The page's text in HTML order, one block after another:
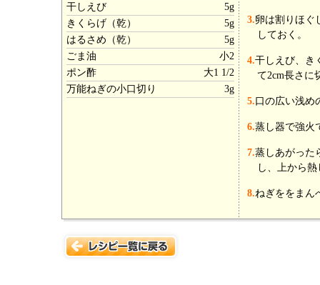
干しえび
5g
きくらげ（乾）
5g
はるさめ（乾）
5g
ごま油
小2
ポン酢
大1 1/2
万能ねぎの小口切り
3g
3.卵は割りほぐ
しておく。
4.干しえび、き
て2cm長さに
5. 口の広い浅め
6.蒸し器で強火
7.蒸しあがった
し、上から
8.ねぎををまん